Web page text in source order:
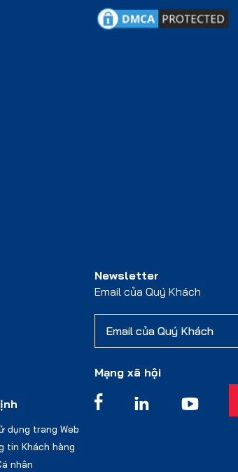
dụng trang Web
tin Khách hàng
nhân
Newsletter
Email của Quý Khách
Mạng xã hội